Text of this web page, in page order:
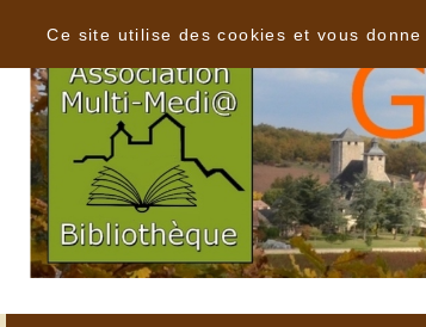
Ce site utilise des cookies et vous